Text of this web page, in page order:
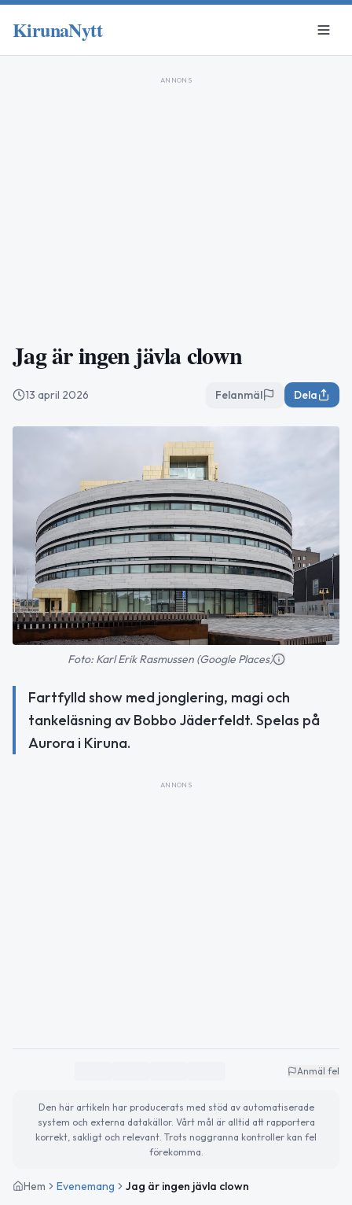
KirunaNytt
ANNONS
Jag är ingen jävla clown
13 april 2026 Felanmäl Dela
Foto: Karl Erik Rasmussen (Google Places)
Fartfylld show med jonglering, magi och
tankeläsning av Bobbo Jäderfeldt. Spelas på
Aurora i Kiruna.
ANNONS
Anmäl fel
Den här artikeln har producerats med stöd av automatiserade
system och externa datakällor. Vårt mål är alltid att rapportera
korrekt, sakligt och relevant. Trots noggranna kontroller kan fel
förekomma.
Hem Evenemang Jag är ingen jävla clown